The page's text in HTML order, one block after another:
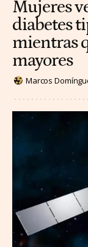
Mujeres
diabetes
mientras
mayores
Marcos